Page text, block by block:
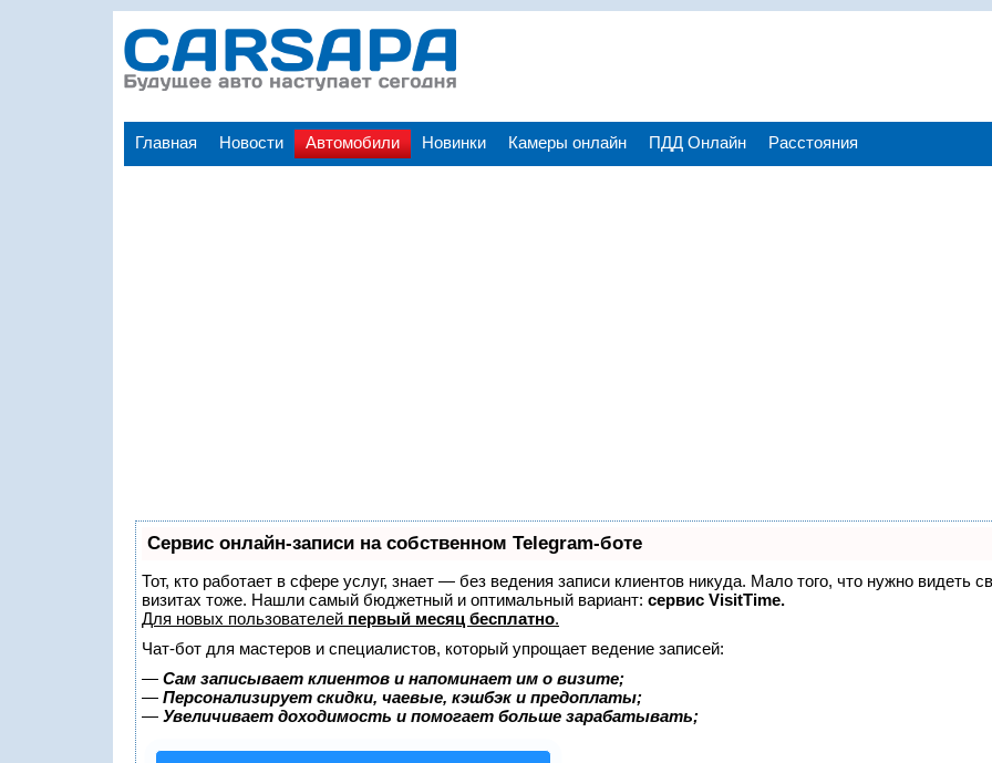
Главная Новости Автомобили Новинки Камеры онлайн ПДД Онлайн Расстояния
Сервис онлайн-записи на собственном Telegram-боте
Тот, кто работает в сфере услуг, знает — без ведения записи клиентов никуда. Мало того, что нужно видеть
визитах тоже. Нашли самый бюджетный и оптимальный вариант: сервис VisitTime.
Для новых пользователей первый месяц бесплатно.
Чат-бот для мастеров и специалистов, который упрощает ведение записей:
— Сам записывает клиентов и напоминает им о визите;
— Персонализирует скидки, чаевые, кэшбэк и предоплаты;
— Увеличивает доходимость и помогает больше зарабатывать;